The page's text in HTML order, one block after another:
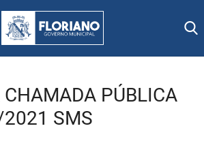
CHAMADA PÚBLICA
SMS